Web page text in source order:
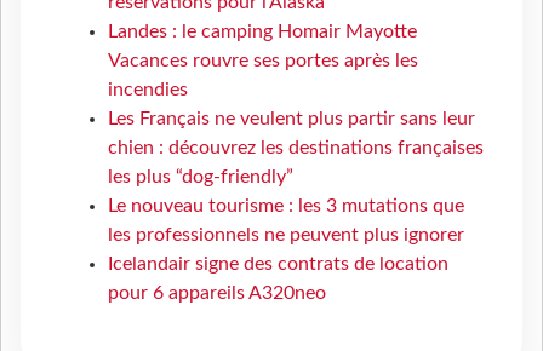
Landes : le camping Homair Mayotte
Vacances rouvre ses portes après les
incendies
Les Français ne veulent plus partir sans leur
chien : découvrez les destinations françaises
les plus “dog-friendly”
Le nouveau tourisme : les 3 mutations que
les professionnels ne peuvent plus ignorer
Icelandair signe des contrats de location
pour 6 appareils A320neo